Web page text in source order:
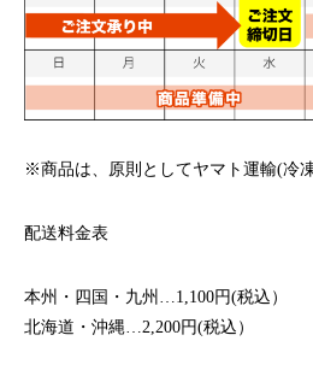
※商品は、原則としてヤマト運輸(冷
配送料金表
本州・四国・九州…1,100円(税込）
北海道・沖縄…2,200円(税込）